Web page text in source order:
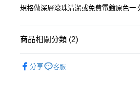
玉山商業銀行
星
聯邦商業銀行
遠
台新國際商業銀行
Google Pay
相關說明
規格做深層滾珠清潔或免費電鍍原色一
商品相關分類 (2)
分享 客服